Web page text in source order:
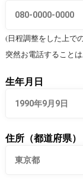
(日程調整をした上で
突然お電話すること
生年月日
住所（都道府県）